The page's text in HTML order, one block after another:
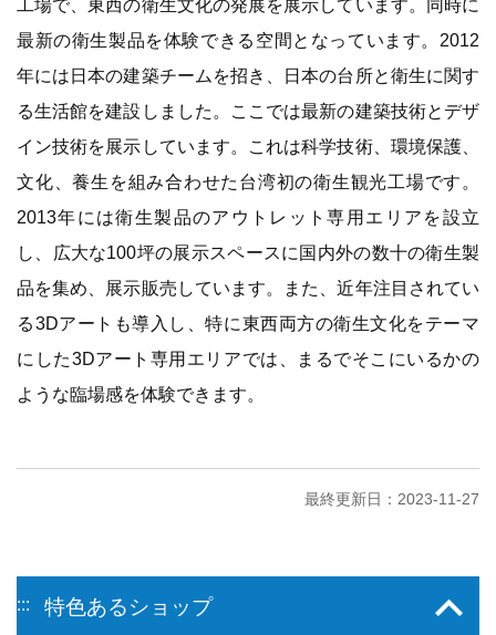
工場で、東西の衛生文化の発展を展示しています。同時に
最新の衛生製品を体験できる空間となっています。2012
年には日本の建築チームを招き、日本の台所と衛生に関す
る生活館を建設しました。ここでは最新の建築技術とデザ
イン技術を展示しています。これは科学技術、環境保護、
文化、養生を組み合わせた台湾初の衛生観光工場です。
2013年には衛生製品のアウトレット専用エリアを設立
し、広大な100坪の展示スペースに国内外の数十の衛生製
品を集め、展示販売しています。また、近年注目されてい
る3Dアートも導入し、特に東西両方の衛生文化をテーマ
にした3Dアート専用エリアでは、まるでそこにいるかの
ような臨場感を体験できます。
最終更新日：2023-11-27
::: 特色あるショップ